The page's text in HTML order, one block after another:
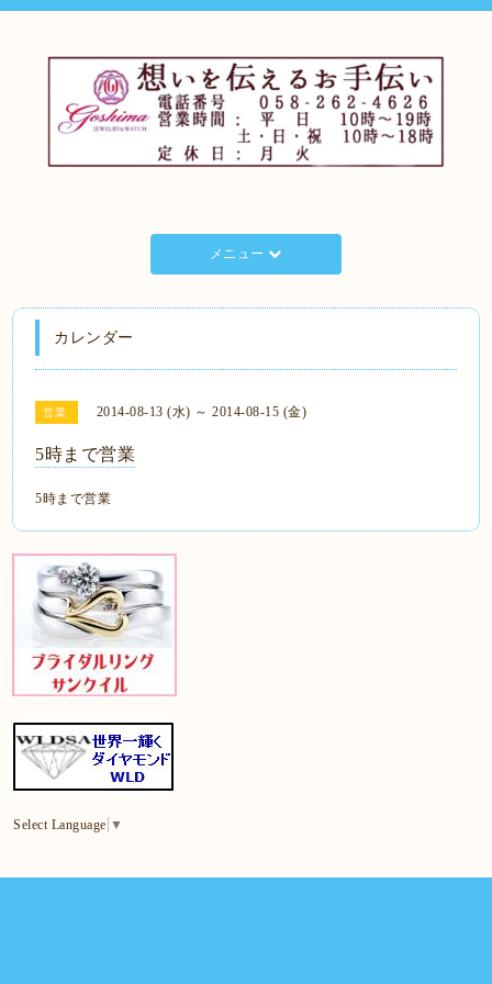
メニュー
カレンダー
営業 2014-08-13 (水) ～ 2014-08-15 (金)
5時まで営業
5時まで営業
Select Language ▼